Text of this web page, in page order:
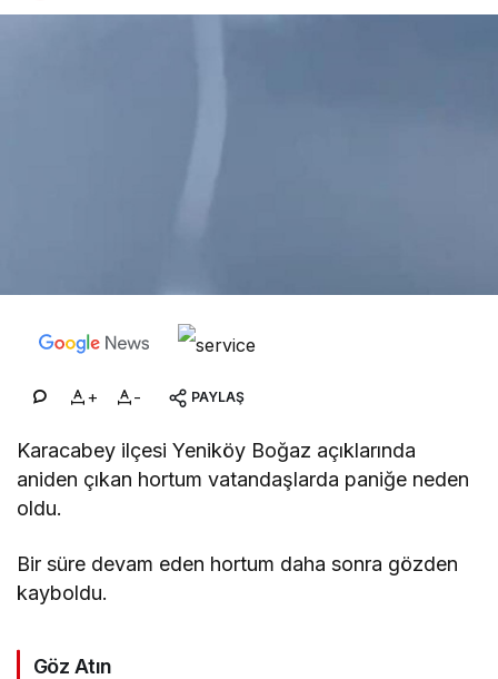
+ - PAYLAŞ
Karacabey ilçesi Yeniköy Boğaz açıklarında
aniden çıkan hortum vatandaşlarda paniğe neden
oldu.
Bir süre devam eden hortum daha sonra gözden
kayboldu.
Göz Atın